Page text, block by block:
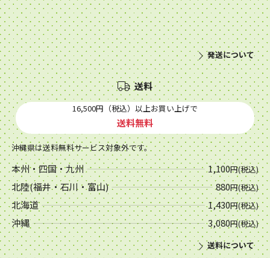
発送について
送料
16,500円（税込）以上お買い上げで
送料無料
沖縄県は送料無料サービス対象外です。
本州・四国・九州 1,100円(税込)
北陸(福井・石川・富山) 880円(税込)
北海道 1,430円(税込)
沖縄 3,080円(税込)
送料について